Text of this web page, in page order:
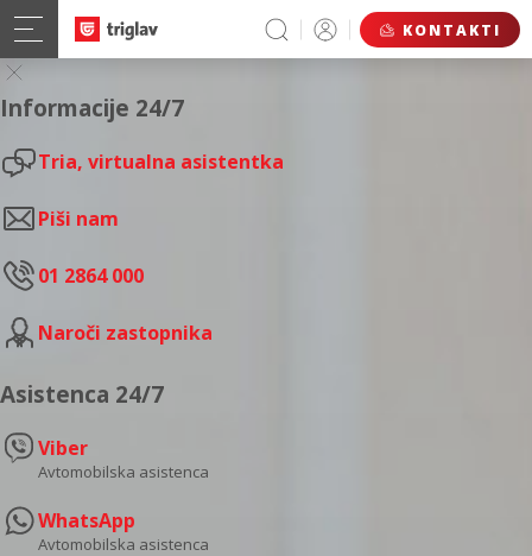
KONTAKTI
Informacije 24/7
Tria, virtualna asistentka
Piši nam
01 2864 000
Naroči zastopnika
Asistenca 24/7
Viber
Avtomobilska asistenca
WhatsApp
Avtomobilska asistenca